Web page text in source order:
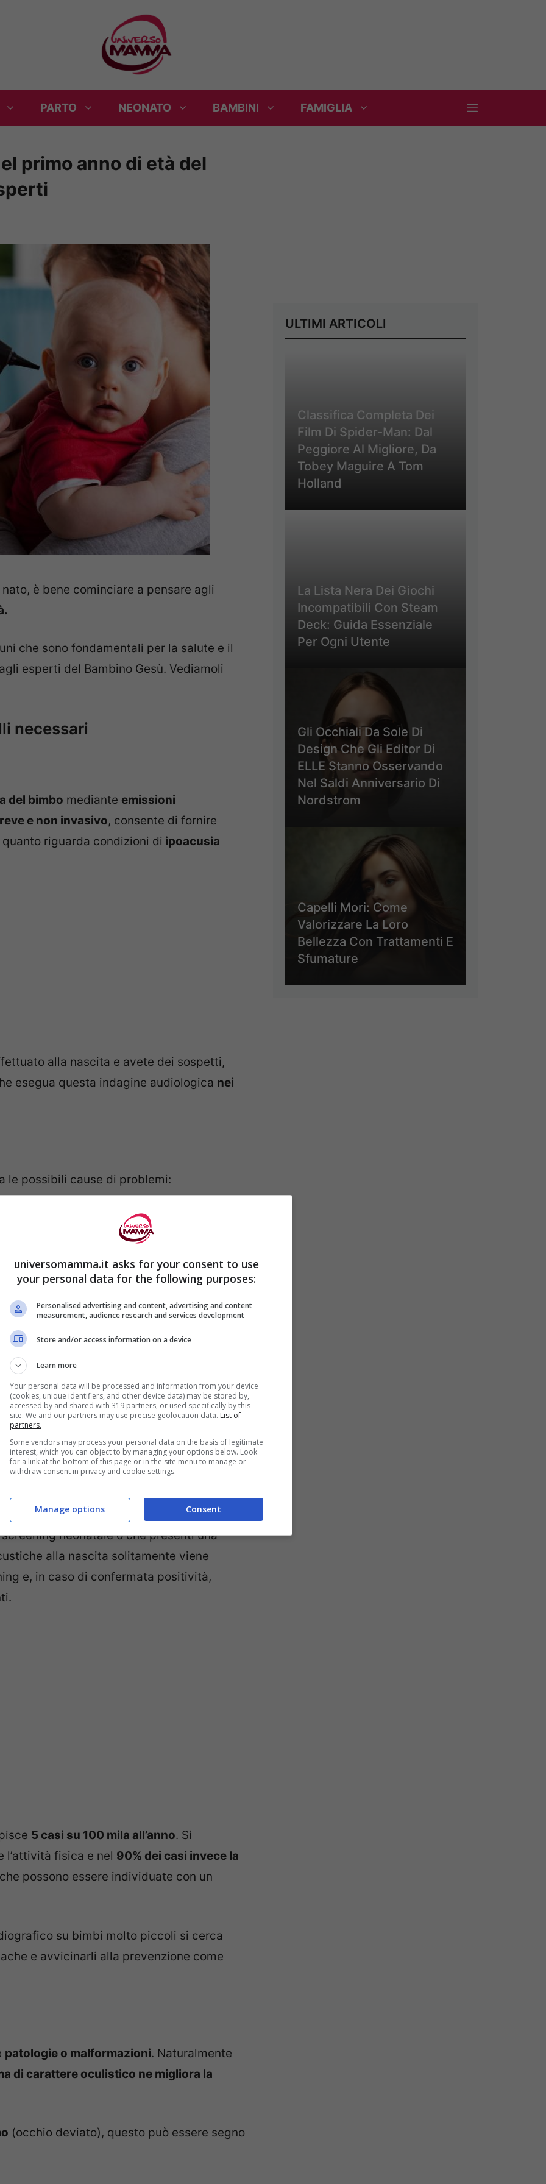
PARTO NEONATO BAMBINI FAMIGLIA
primo anno di età del
è bene cominciare a pensare agli
che sono fondamentali per la salute e il
esperti del Bambino Gesù. Vediamoli
necessari
del bimbo mediante emissioni
e non invasivo, consente di fornire
riguarda condizioni di ipoacusia
alla nascita e avete dei sospetti,
esegua questa indagine audiologica nei
le possibili cause di problemi:
è
sviluppo della personalità e delle capacità
del vostro bambino verranno
ricorrere ad altri esami strumentali. In un
neonatale o che presenti una
alla nascita solitamente viene
e, in caso di confermata positività,
5 casi su 100 mila all’anno. Si
l’attività fisica e nel 90% dei casi invece la
che possono essere individuate con un
su bimbi molto piccoli si cerca
e avvicinarli alla prevenzione come
patologie o malformazioni. Naturalmente
di carattere oculistico ne migliora la
(occhio deviato), questo può essere segno
ULTIMI ARTICOLI
Classifica Completa Dei
Film Di Spider-Man: Dal
Peggiore Al Migliore, Da
Tobey Maguire A Tom
Holland
La Lista Nera Dei Giochi
Incompatibili Con Steam
Deck: Guida Essenziale
Per Ogni Utente
Gli Occhiali Da Sole Di
Design Che Gli Editor Di
ELLE Stanno Osservando
Nel Saldi Anniversario Di
Nordstrom
Capelli Mori: Come
Valorizzare La Loro
Bellezza Con Trattamenti E
Sfumature
universomamma.it asks for your consent to use
your personal data for the following purposes:
Personalised advertising and content, advertising and content
measurement, audience research and services development
Store and/or access information on a device
Learn more
Your personal data will be processed and information from your device
(cookies, unique identifiers, and other device data) may be stored by,
accessed by and shared with 319 partners, or used specifically by this
site. We and our partners may use precise geolocation data. List of
partners.
Some vendors may process your personal data on the basis of legitimate
interest, which you can object to by managing your options below. Look
for a link at the bottom of this page or in the site menu to manage or
withdraw consent in privacy and cookie settings.
Consent
Manage options